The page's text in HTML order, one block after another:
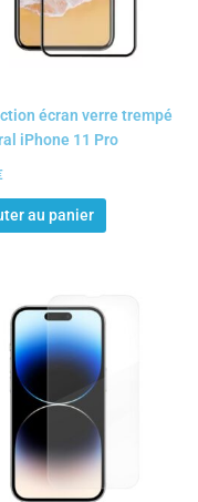
écran verre trempé
iPhone 11 Pro
au panier